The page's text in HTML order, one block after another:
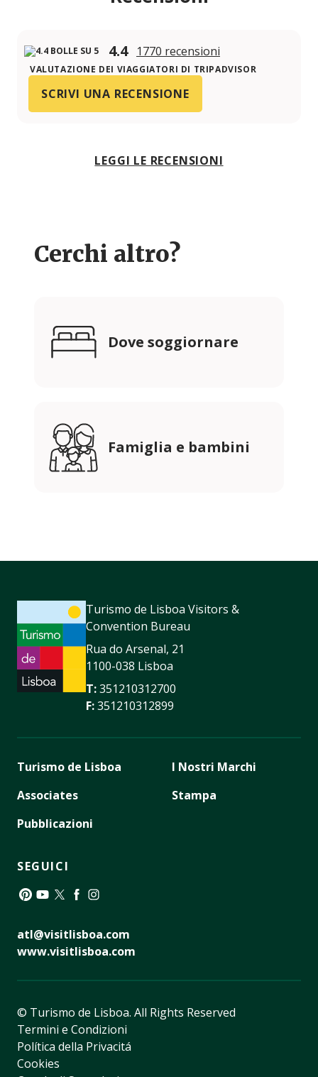
4.4 1770 recensioni
VALUTAZIONE DEI VIAGGIATORI DI TRIPADVISOR
SCRIVI UNA RECENSIONE
LEGGI LE RECENSIONI
Cerchi altro?
Dove soggiornare
Famiglia e bambini
Turismo de Lisboa Visitors &
Convention Bureau
Rua do Arsenal, 21
1100-038 Lisboa
T:351210312700
F:351210312899
Turismo de Lisboa
Associates
Pubblicazioni
I Nostri Marchi
Stampa
SEGUICI
atl@visitlisboa.com
www.visitlisboa.com
© Turismo de Lisboa. All Rights Reserved
Termini e Condizioni
Política della Privacitá
Cookies